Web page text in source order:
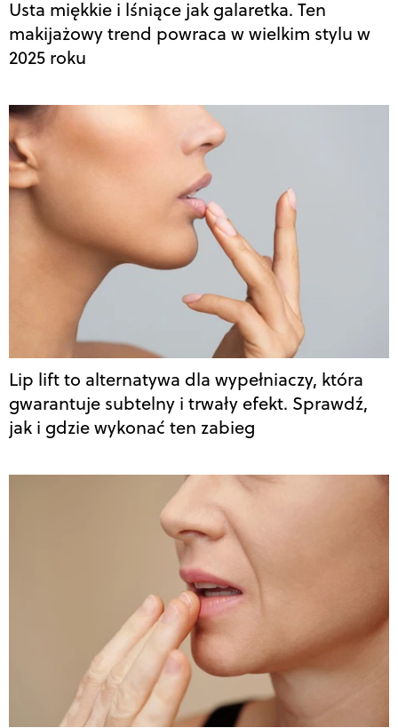
Usta miękkie i lśniące jak galaretka. Ten
makijażowy trend powraca w wielkim stylu w
2025 roku
Lip lift to alternatywa dla wypełniaczy, która
gwarantuje subtelny i trwały efekt. Sprawdź,
jak i gdzie wykonać ten zabieg